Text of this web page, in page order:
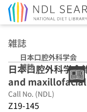
雑誌
日本口腔外科学会
雑誌
日本口腔外科学
and
Call No. (NDL)
Z19-145